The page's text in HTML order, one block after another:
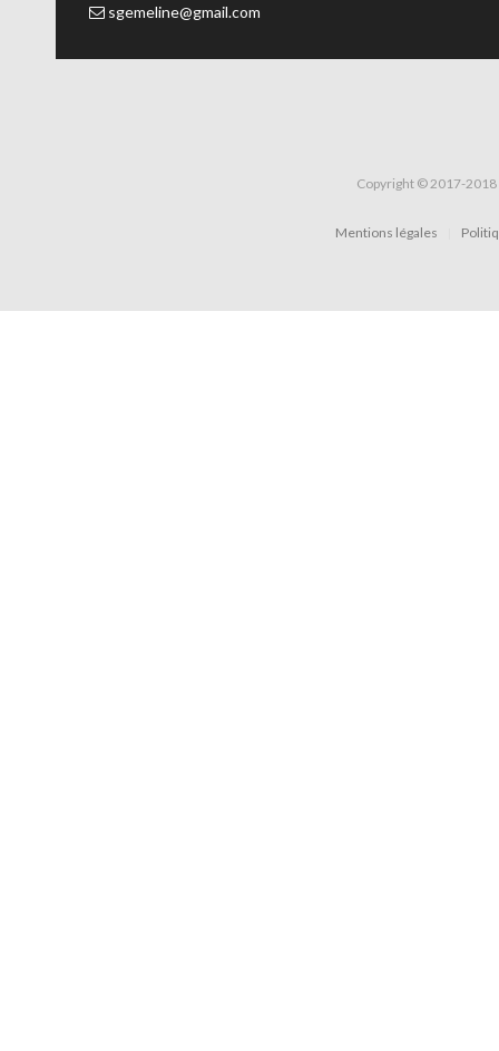
sgemeline@gmail.com
Copyright © 2017-
Mentions légales